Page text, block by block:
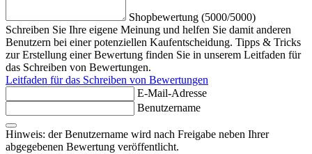
Shopbewertung (5000/5000)
Schreiben Sie Ihre eigene Meinung und helfen Sie damit anderen
Benutzern bei einer potenziellen Kaufentscheidung. Tipps & Tricks
zur Erstellung einer Bewertung finden Sie in unserem Leitfaden für
das Schreiben von Bewertungen.
Leitfaden für das Schreiben von Bewertungen
E-Mail-Adresse
Benutzername
Hinweis: der Benutzername wird nach Freigabe neben Ihrer
abgegebenen Bewertung veröffentlicht.